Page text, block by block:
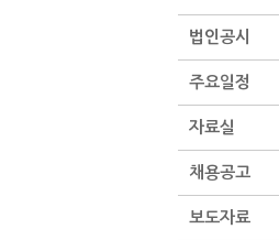
법인공시
주요일정
자료실
채용공고
보도자료